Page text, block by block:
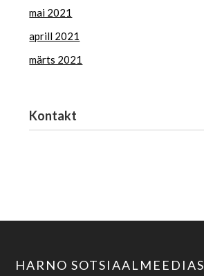
mai 2021
aprill 2021
märts 2021
Kontakt
HARNO SOTSIAALMEEDIAS